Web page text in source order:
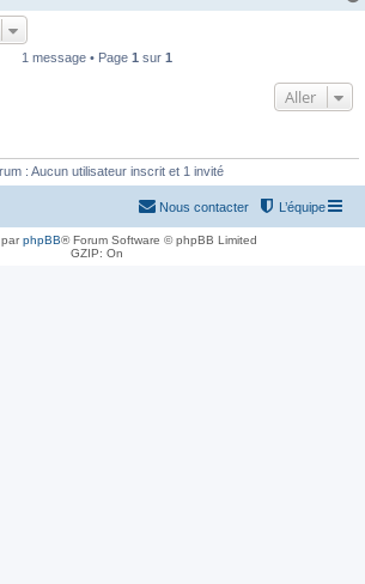
1 message • Page 1 sur 1
Aller
: Aucun utilisateur inscrit et 1 invité
L’équipe
Nous contacter
parphpBB® Forum Software © phpBB Limited
GZIP: On